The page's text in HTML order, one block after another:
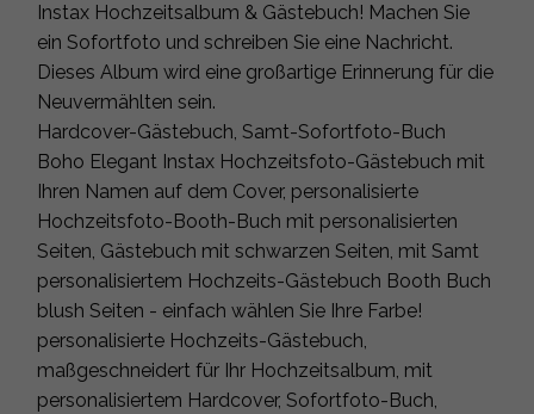
Instax Hochzeitsalbum & Gästebuch! Machen Sie
ein Sofortfoto und schreiben Sie eine Nachricht.
Dieses Album wird eine großartige Erinnerung für die
Neuvermählten sein.
Hardcover-Gästebuch, Samt-Sofortfoto-Buch
Boho Elegant Instax Hochzeitsfoto-Gästebuch mit
Ihren Namen auf dem Cover, personalisierte
Hochzeitsfoto-Booth-Buch mit personalisierten
Seiten, Gästebuch mit schwarzen Seiten, mit Samt
personalisiertem Hochzeits-Gästebuch Booth Buch
blush Seiten - einfach wählen Sie Ihre Farbe!
personalisierte Hochzeits-Gästebuch,
maßgeschneidert für Ihr Hochzeitsalbum, mit
personalisiertem Hardcover, Sofortfoto-Buch,